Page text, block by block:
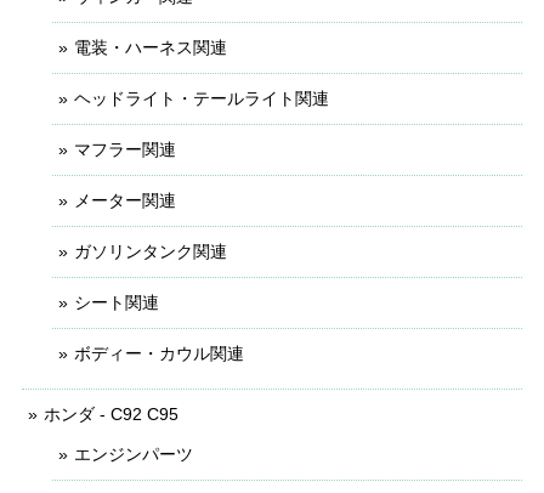
電装・ハーネス関連
ヘッドライト・テールライト関連
マフラー関連
メーター関連
ガソリンタンク関連
シート関連
ボディー・カウル関連
ホンダ - C92 C95
エンジンパーツ